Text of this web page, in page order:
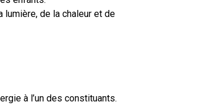
lumière, de la chaleur et de
à l’un des constituants.